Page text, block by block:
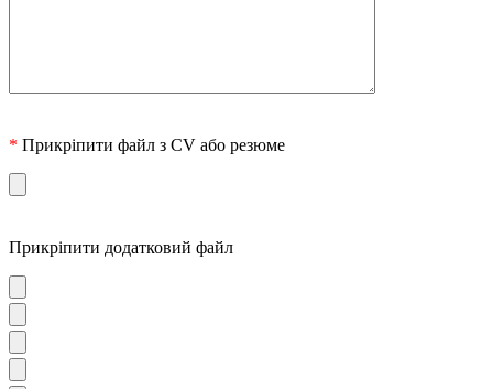
* Прикріпити файл з CV або резюме
Прикріпити додатковий файл